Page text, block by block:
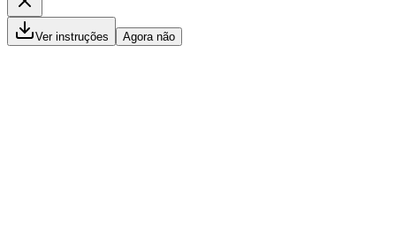
Ver instruções Agora não